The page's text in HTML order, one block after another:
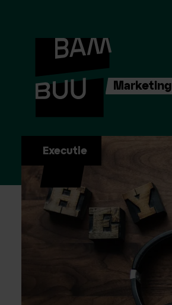
Marketing
Executie